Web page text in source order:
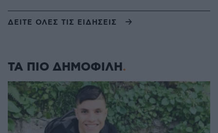
ΔΕΙΤΕ ΟΛΕΣ ΤΙΣ ΕΙΔΗΣΕΙΣ
ΤΑ ΠΙΟ ΔΗΜΟΦΙΛΗ